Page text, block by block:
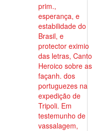
prim.,
esperança, e
estabilidade do
Brasil, e
protector eximio
das letras, Canto
Heroico sobre as
façanh. dos
portuguezes na
expedição de
Tripoli. Em
testemunho de
vassalagem,